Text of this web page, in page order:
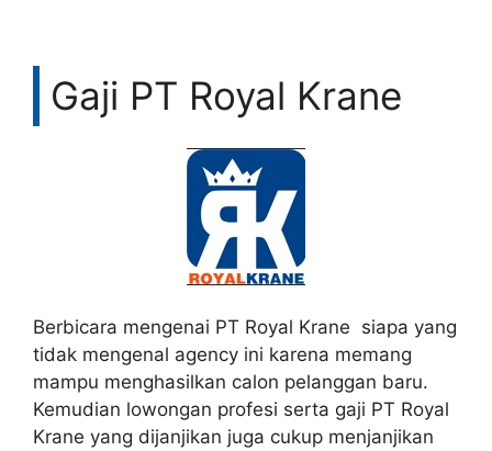
Gaji PT Royal Krane
Berbicara mengenai PT Royal Krane siapa yang
tidak mengenal agency ini karena memang
mampu menghasilkan calon pelanggan baru.
Kemudian lowongan profesi serta gaji PT Royal
Krane yang dijanjikan juga cukup menjanjikan